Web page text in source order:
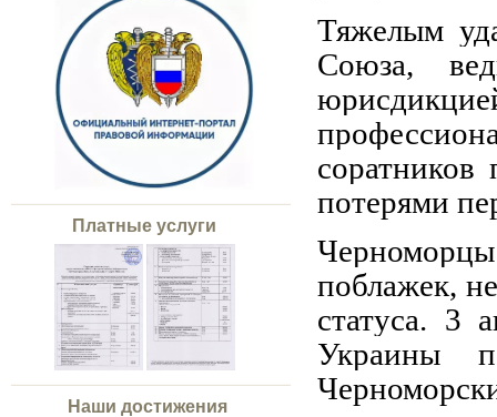
Платные услуги
Наши достижения
Тяжелым
Союза,
потерями
поблажек,
статуса. 3
Украины